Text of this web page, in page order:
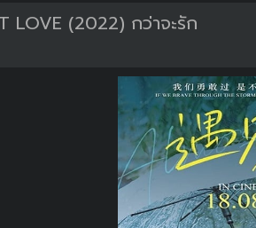
LOVE (2022) กว่าจะรัก